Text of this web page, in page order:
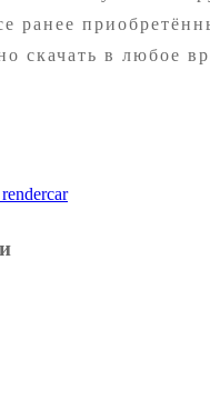
ранее
скачать в любое